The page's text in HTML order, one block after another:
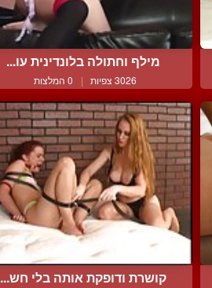
מילף וחתולה בלונדינית עו...
3026 צפיות | 0 המלצות
קושרת ודופקת אותה בלי חש...